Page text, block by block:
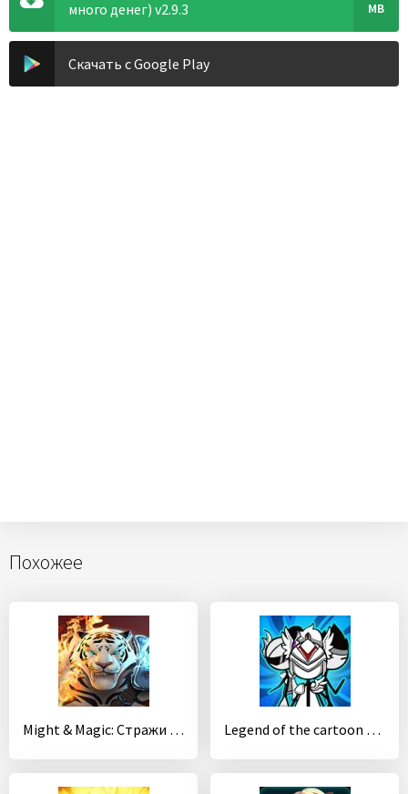
много денег) v2.9.3 MB
Скачать с Google Play
Похожее
Might & Magic: Стражи стихий Legend of the cartoon - idle RPG